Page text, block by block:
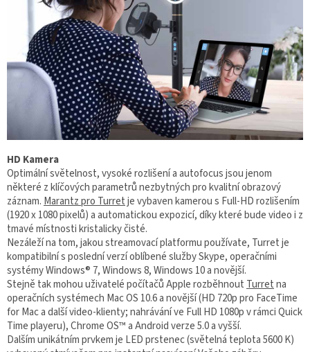
HD Kamera
Optimální světelnost, vysoké rozlišení a autofocus jsou jenom
některé z klíčových parametrů nezbytných pro kvalitní obrazový
záznam. Marantz pro Turretje vybaven kamerou s Full-HD rozlišením
(1920 x 1080 pixelů) a automatickou expozicí, díky které bude video i z
tmavé místnosti kristalicky čisté.
Nezáleží na tom, jakou streamovací platformu používate, Turret je
kompatibilní s poslední verzí oblíbené služby Skype, operačními
systémy Windows® 7, Windows 8, Windows 10 a novější.
Stejně tak mohou uživatelé počítačů Apple rozběhnout Turretna
operačních systémech Mac OS 10.6 a novější (HD 720p pro FaceTime
for Mac a další video-klienty; nahrávání ve Full HD 1080p v rámci Quick
Time playeru), Chrome OS™ a Android verze 5.0 a vyšší.
Dalším unikátním prvkem je LED prstenec (světelná teplota 5600 K)